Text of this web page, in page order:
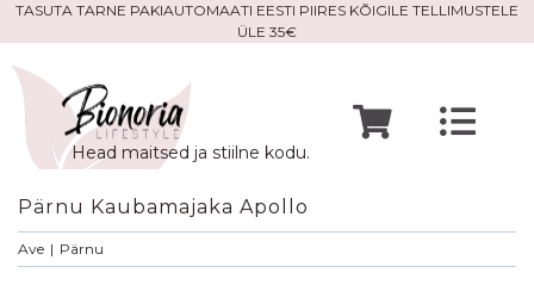
Skip
to
content
TASUTA TARNE PAKIAUTOMAATI EESTI PIIRES KÕIGILE TELLIMUSTELE
ÜLE 35€
Head maitsed ja stiilne kodu.
Mine
Pärnu Kaubamajaka Apollo
Ave | Pärnu